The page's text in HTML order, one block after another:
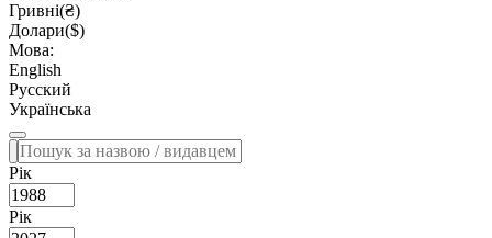
Гривні(₴)
Долари($)
Мова:
English
Русский
Українська
Рік
Рік